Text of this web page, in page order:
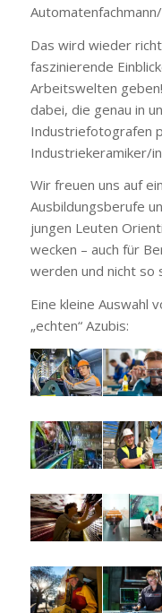
Das wird wieder
faszinierende
Arbeitswelten
dabei, die genau in
Industriefotografen
Industriekeramiker/
Wir freuen uns auf
Ausbildungsberufe
jungen Leuten
wecken – auch für
werden und nicht so
Eine kleine Auswahl
„echten“ Azubis: